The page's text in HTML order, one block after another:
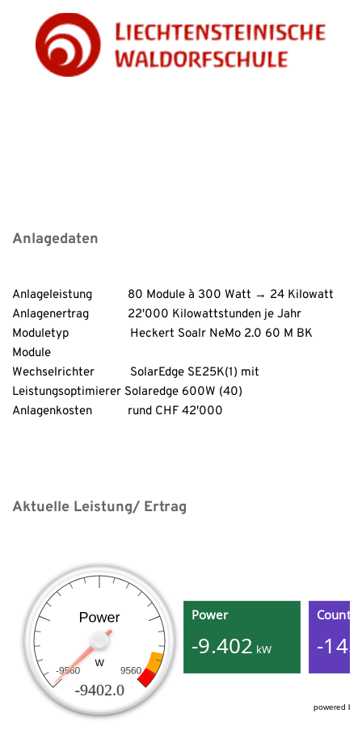
Anlagedaten
Anlageleistung           80 Module à 300 Watt → 24 Kilowatt
Anlagenertrag            22'000 Kilowattstunden je Jahr
Moduletyp                   Heckert Soalr NeMo 2.0 60 M BK
Module
Wechselrichter           SolarEdge SE25K(1) mit
Leistungsoptimierer Solaredge 600W (40)
Anlagenkosten           rund CHF 42'000
Aktuelle Leistung/ Ertrag